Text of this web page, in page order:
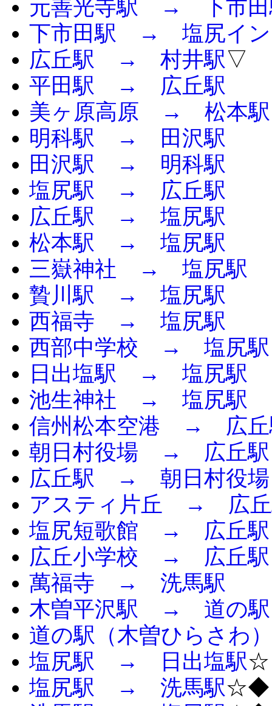
元善光寺駅 → 下市田
下市田駅 → 塩尻イン
広丘駅 → 村井駅▽
平田駅 → 広丘駅
美ヶ原高原 → 松本駅
明科駅 → 田沢駅
田沢駅 → 明科駅
塩尻駅 → 広丘駅
広丘駅 → 塩尻駅
松本駅 → 塩尻駅
三嶽神社 → 塩尻駅
贄川駅 → 塩尻駅
西福寺 → 塩尻駅
西部中学校 → 塩尻駅
日出塩駅 → 塩尻駅
池生神社 → 塩尻駅
信州松本空港 → 広丘
朝日村役場 → 広丘駅
広丘駅 → 朝日村役場
アスティ片丘 → 広
塩尻短歌館 → 広丘駅
広丘小学校 → 広丘駅
萬福寺 → 洗馬駅
木曽平沢駅 → 道の駅
道の駅（木曽ひらさ
塩尻駅 → 日出塩駅☆
塩尻駅 → 洗馬駅☆◆